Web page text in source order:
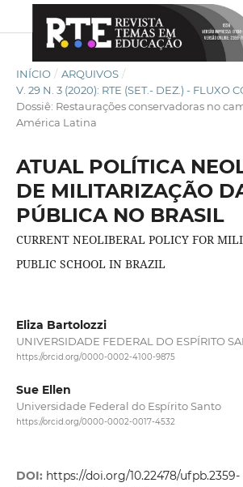
INÍCIO / ARQUIVOS /
V. 29 N. 3 (2020): RTE (SET.- DEZ.) - FLUXO
Dossiê: Restaurações conservadoras no
América Latina
ATUAL POLÍTICA
DE MILITARIZAÇÃO
PÚBLICA NO BRASIL
CURRENT NEOLIBERAL POLICY FOR
PUBLIC SCHOOL IN BRAZIL
Eliza Bartolozzi
UNIVERSIDADE FEDERAL DO ESPÍRITO
https://orcid.org/0000-0002-4100-9875
Sue Ellen
Universidade Federal do Espírito Santo
https://orcid.org/0000-0002-0017-4532
DOI: https://doi.org/10.22478/ufpb.2359-